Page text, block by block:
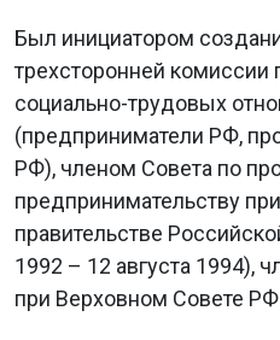
Был инициатором
трехсторонней комиссии
социально-трудовых
(предприниматели РФ,
РФ), членом Совета по
предпринимательству
правительстве
1992 – 12 августа 1994),
при Верховном Совете